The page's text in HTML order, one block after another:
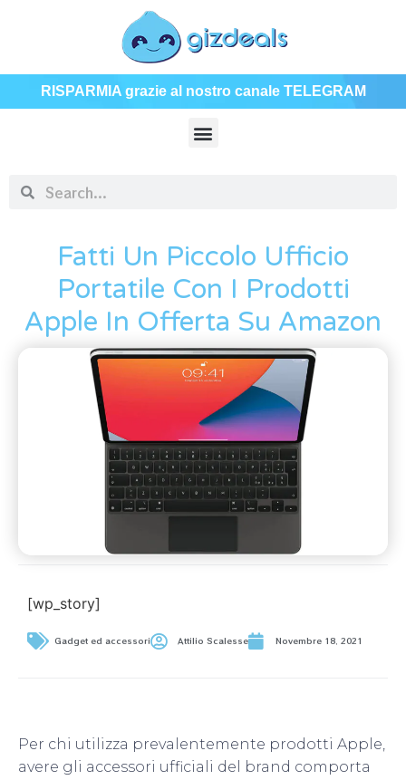
RISPARMIA grazie al nostro canale TELEGRAM
Fatti Un Piccolo Ufficio
Portatile Con I Prodotti
Apple In Offerta Su Amazon
[wp_story]
Gadget ed accessori Attilio Scalesse Novembre 18, 2021
Per chi utilizza prevalentemente prodotti Apple,
avere gli accessori ufficiali del brand comporta